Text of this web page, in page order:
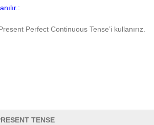
Perfect Continuous Tense’i kullanırız.
TENSE